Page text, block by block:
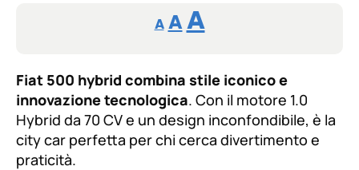
A
Reducir
tamaño
A Restablecer
tamaño
de
fuente
AAumentar
de
fuente.
Fiat 500 hybrid combina stile iconico e
innovazione tecnologica. Con il motore 1.0
Hybrid da 70 CV e un design inconfondibile, è la
city car perfetta per chi cerca divertimento e
praticità.